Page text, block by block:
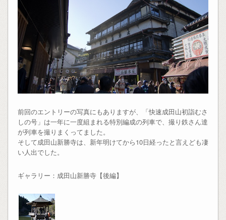
前回のエントリーの写真にもありますが、「快速成田山初詣むさ
しの号」は一年に一度組まれる特別編成の列車で、撮り鉄さん達
が列車を撮りまくってました。
そして成田山新勝寺は、新年明けてから10日経ったと言えども凄
い人出でした。
ギャラリー：成田山新勝寺【後編】